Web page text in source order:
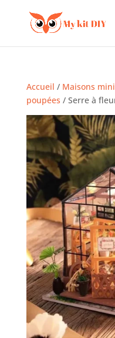
Accueil / Maisons
poupées / Serre à